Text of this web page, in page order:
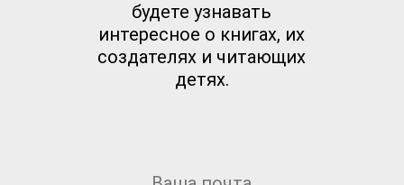
будете узнавать
интересное о книгах, их
создателях и читающих
детях.